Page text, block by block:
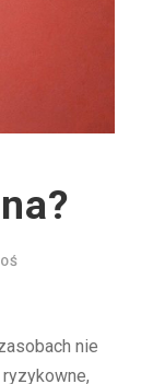
nie